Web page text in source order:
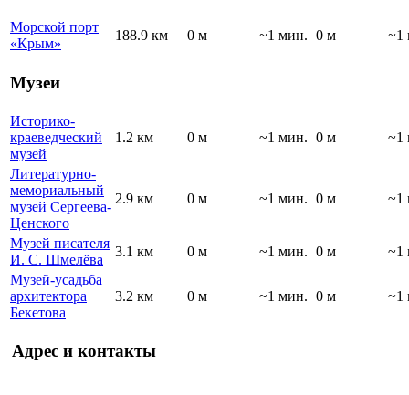
Морской порт
«Крым»
188.9 км 0 м ~1 мин. 0 м ~1
Музеи
Историко-
краеведческий
музей
1.2 км 0 м ~1 мин. 0 м ~1
Литературно-
мемориальный
музей Сергеева-
Ценского
2.9 км 0 м ~1 мин. 0 м ~1
Музей писателя
И. С. Шмелёва
3.1 км 0 м ~1 мин. 0 м
~1
Музей-усадьба
архитектора
Бекетова
3.2 км 0 м ~1 мин. 0 м ~1
Адрес и контакты